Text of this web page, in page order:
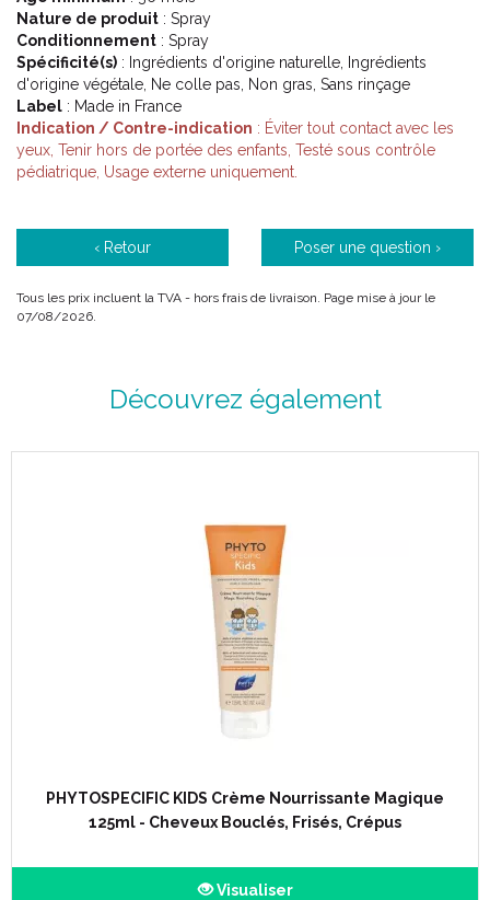
Nature de produit : Spray
Conditionnement : Spray
Spécificité(s) : Ingrédients d'origine naturelle, Ingrédients
d'origine végétale, Ne colle pas, Non gras, Sans rinçage
Label : Made in France
Indication / Contre-indication : Éviter tout contact avec les
yeux, Tenir hors de portée des enfants, Testé sous contrôle
pédiatrique, Usage externe uniquement.
‹ Retour Poser une question ›
Tous les prix incluent la TVA - hors frais de livraison. Page mise à jour le
07/08/2026.
Découvrez également
PHYTOSPECIFIC KIDS Crème Nourrissante Magique
125ml - Cheveux Bouclés, Frisés, Crépus
Visualiser